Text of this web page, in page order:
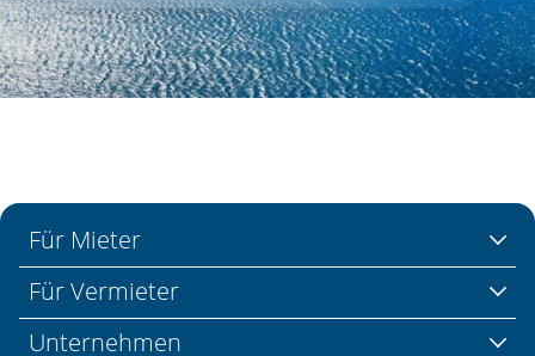
Für Mieter
Für Vermieter
Unternehmen